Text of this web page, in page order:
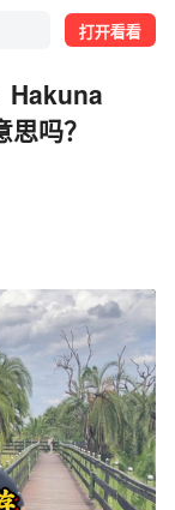
打开看看
Hakuna
吗？